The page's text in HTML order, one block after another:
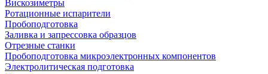
Вискозиметры
Ротационные испарители
Пробоподготовка
Заливка и запрессовка образцов
Отрезные станки
Пробоподготовка микроэлектронных компонентов
Электролитическая подготовка